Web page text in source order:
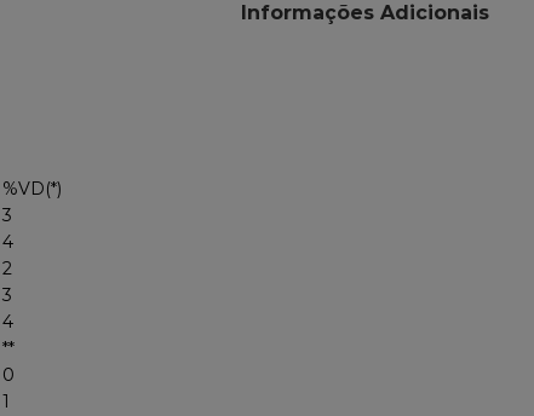
Informações Adicionais
%VD(*)
3
4
2
3
4
**
0
1